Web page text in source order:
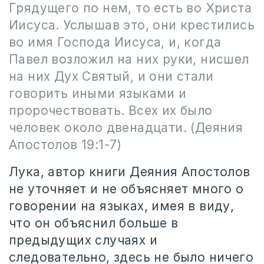
Грядущего по нем, то есть во Христа
Иисуса. Услышав это, они крестились
во имя Господа Иисуса, и, когда
Павел возложил на них руки, нисшел
на них Дух Святый, и они стали
говорить иными языками и
пророчествовать. Всех их было
человек около двенадцати. (Деяния
Апостолов 19:1-7)
Лука, автор книги Деяния Апостолов
не уточняет и не объясняет много о
говорении на языках, имея в виду,
что он объяснил больше в
предыдущих случаях и
следовательно, здесь не было ничего